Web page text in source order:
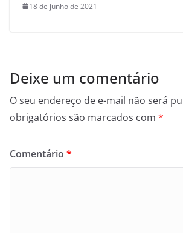
18 de junho de 2021
Deixe um comentário
O seu endereço de e-mail não será
obrigatórios são marcados com *
Comentário *